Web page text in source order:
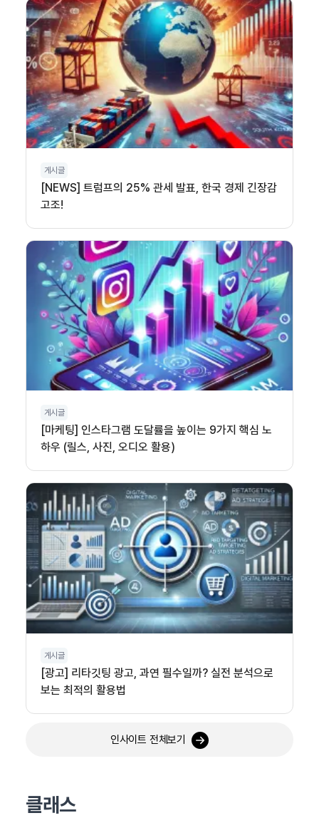
게시글
[NEWS] 트럼프의 25% 관세 발표, 한국 경제 긴장감
고조!
게시글
[마케팅] 인스타그램 도달률을 높이는 9가지 핵심 노
하우 (릴스, 사진, 오디오 활용)
게시글
[광고] 리타깃팅 광고, 과연 필수일까? 실전 분석으로
보는 최적의 활용법
인사이트 전체보기
클래스